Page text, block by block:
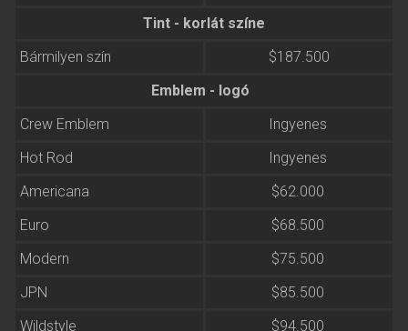
Tint - korlát színe
Bármilyen szín
$187.500
Emblem - logó
Crew Emblem
Ingyenes
Hot Rod
Ingyenes
Americana
$62.000
Euro
$68.500
Modern
$75.500
JPN
$85.500
Wildstyle
$94.500